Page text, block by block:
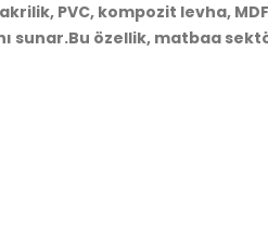
PVC, kompozit levha,
sunar.Bu özellik, matbaa